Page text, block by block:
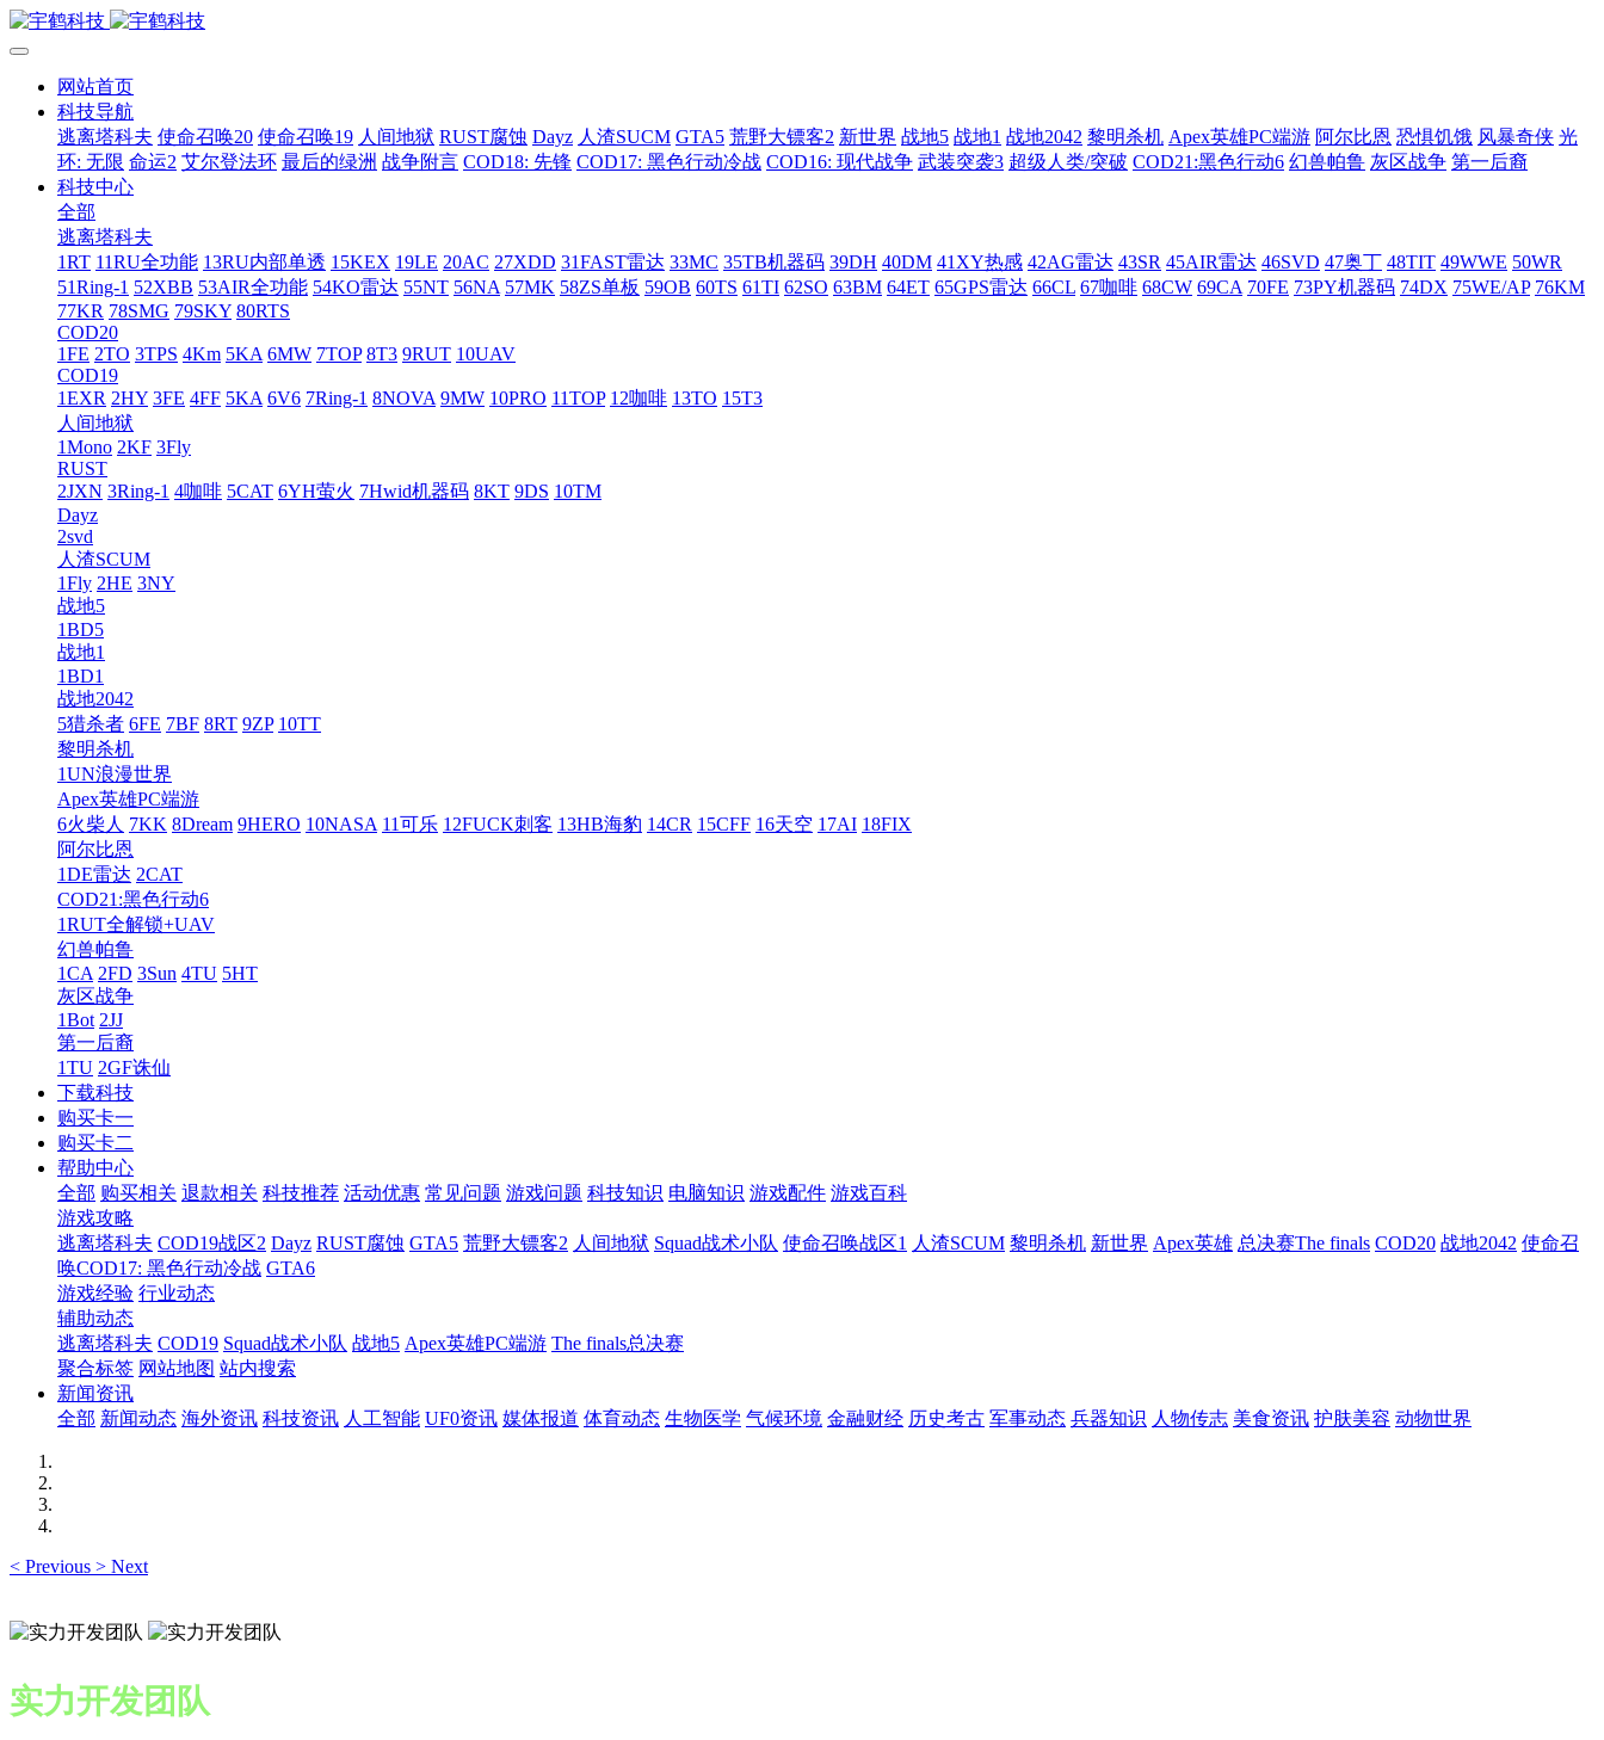
网站首页
科技导航
逃离塔科夫 使命召唤20 使命召唤19 人间地狱 RUST腐蚀 Dayz 人渣SUCM GTA5 荒野大镖客2 新世界 战地5 战地1 战地2042 黎明杀机 Apex英雄PC端游 阿尔比恩 恐惧饥饿 风暴奇侠 光
环: 无限 命运2 艾尔登法环 最后的绿洲 战争附言 COD18: 先锋 COD17: 黑色行动冷战 COD16: 现代战争 武装突袭3 超级人类/突破 COD21:黑色行动6 幻兽帕鲁 灰区战争 第一后裔
科技中心
全部
逃离塔科夫
1RT 11RU全功能 13RU内部单透 15KEX 19LE 20AC 27XDD 31FAST雷达 33MC 35TB机器码 39DH 40DM 41XY热感 42AG雷达 43SR 45AIR雷达 46SVD 47奥丁 48TIT 49WWE 50WR
51Ring-1 52XBB 53AIR全功能 54KO雷达 55NT 56NA 57MK 58ZS单板 59OB 60TS 61TI 62SO 63BM 64ET 65GPS雷达 66CL 67咖啡 68CW 69CA 70FE 73PY机器码 74DX 75WE/AP 76KM
77KR 78SMG 79SKY 80RTS
COD20
1FE 2TO 3TPS 4Km 5KA 6MW 7TOP 8T3 9RUT 10UAV
COD19
1EXR 2HY 3FE 4FF 5KA 6V6 7Ring-1 8NOVA 9MW 10PRO 11TOP 12咖啡 13TO 15T3
人间地狱
1Mono 2KF 3Fly
RUST
2JXN 3Ring-1 4咖啡 5CAT 6YH萤火 7Hwid机器码 8KT 9DS 10TM
Dayz
2svd
人渣SCUM
1Fly 2HE 3NY
战地5
1BD5
战地1
1BD1
战地2042
5猎杀者 6FE 7BF 8RT 9ZP 10TT
黎明杀机
1UN浪漫世界
Apex英雄PC端游
6火柴人 7KK 8Dream 9HERO 10NASA 11可乐 12FUCK刺客 13HB海豹 14CR 15CFF 16天空 17AI 18FIX
阿尔比恩
1DE雷达 2CAT
COD21:黑色行动6
1RUT全解锁+UAV
幻兽帕鲁
1CA 2FD 3Sun 4TU 5HT
灰区战争
1Bot 2JJ
第一后裔
1TU 2GF诛仙
下载科技
购买卡一
购买卡二
帮助中心
全部 购买相关 退款相关 科技推荐 活动优惠 常见问题 游戏问题 科技知识 电脑知识 游戏配件 游戏百科
游戏攻略
逃离塔科夫 COD19战区2 Dayz RUST腐蚀 GTA5 荒野大镖客2 人间地狱 Squad战术小队 使命召唤战区1 人渣SCUM 黎明杀机 新世界 Apex英雄 总决赛The finals COD20 战地2042 使命召
唤COD17: 黑色行动冷战 GTA6
游戏经验 行业动态
辅助动态
逃离塔科夫 COD19 Squad战术小队 战地5 Apex英雄PC端游 The finals总决赛
聚合标签 网站地图 站内搜索
新闻资讯
全部 新闻动态 海外资讯 科技资讯 人工智能 UF0资讯 媒体报道 体育动态 生物医学 气候环境 金融财经 历史考古 军事动态 兵器知识 人物传志 美食资讯 护肤美容 动物世界
< Previous > Next
实力开发团队